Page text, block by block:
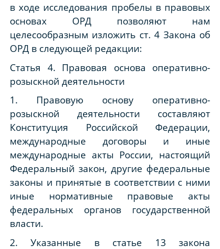
в ходе исследования пробелы в правовых
основах ОРД позволяют нам
целесообразным изложить ст. 4 Закона об
ОРД в следующей редакции:
Статья 4. Правовая основа оперативно-
розыскной деятельности
1. Правовую основу оперативно-
розыскной деятельности составляют
Конституция Российской Федерации,
международные договоры и иные
международные акты России, настоящий
Федеральный закон, другие федеральные
законы и принятые в соответствии с ними
иные нормативные правовые акты
федеральных органов государственной
власти.
2. Указанные в статье 13 закона